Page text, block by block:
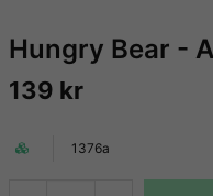
Hungry Bear -
139 kr
1376a